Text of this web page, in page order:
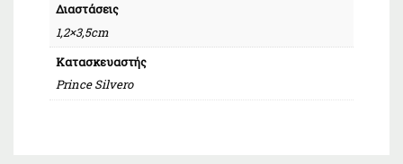
Διαστάσεις
1,2×3,5cm
Κατασκευαστής
Prince Silvero